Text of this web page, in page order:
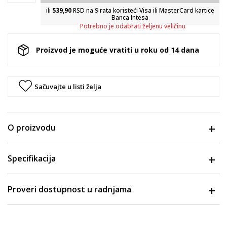
ili 539,90RSD na 9 rata koristeći Visa ili MasterCard kartice
Banca Intesa
Potrebno je odabrati željenu veličinu
Proizvod je moguće vratiti u roku od 14 dana
Sačuvajte u listi želja
O proizvodu
Specifikacija
Proveri dostupnost u radnjama